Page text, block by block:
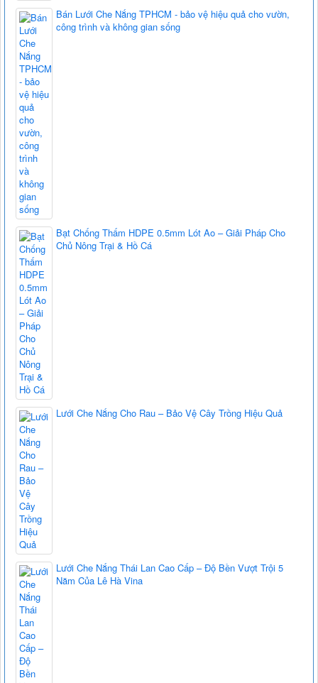
Bán Lưới Che Nắng TPHCM - bảo vệ hiệu quả cho vườn,
công trình và không gian sống
Bạt Chống Thấm HDPE 0.5mm Lót Ao – Giải Pháp Cho
Chủ Nông Trại & Hồ Cá
Lưới Che Nắng Cho Rau – Bảo Vệ Cây Trồng Hiệu Quả
Lưới Che Nắng Thái Lan Cao Cấp – Độ Bền Vượt Trội 5
Năm Của Lê Hà Vina